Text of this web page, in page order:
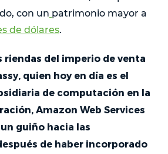
con un patrimonio mayor a
de dólares.
riendas del imperio de venta
quien hoy en día es el
de computación en la
Amazon Web Services
un guiño hacia las
de haber incorporado